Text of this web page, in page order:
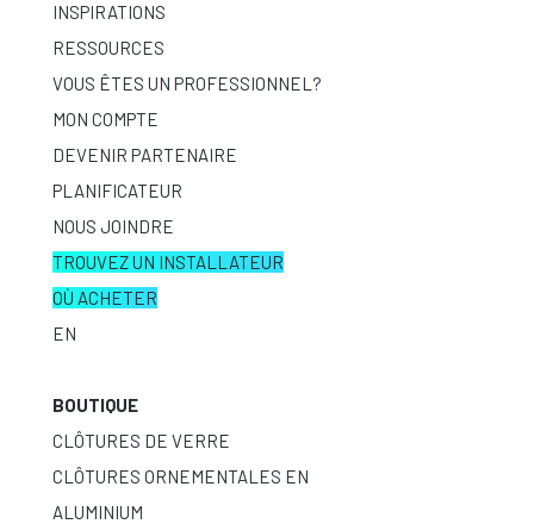
INSPIRATIONS
RESSOURCES
VOUS ÊTES UN PROFESSIONNEL?
MON COMPTE
DEVENIR PARTENAIRE
PLANIFICATEUR
NOUS JOINDRE
TROUVEZ UN INSTALLATEUR
OÙ ACHETER
EN
BOUTIQUE
CLÔTURES DE VERRE
CLÔTURES ORNEMENTALES EN
ALUMINIUM